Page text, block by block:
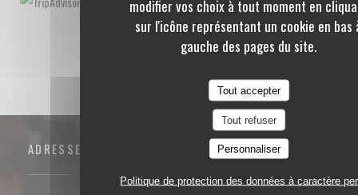
modifier vos choix à tout moment en
sur l'icône représentant un cookie en bas
gauche des pages du site.
Tout accepter
Tout refuser
Personnaliser
Politique de protection des données à caractère
ADRESSE